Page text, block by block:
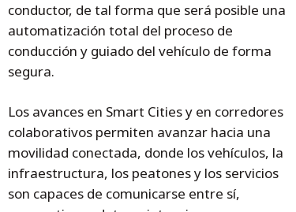
conductor, de tal forma que será posible una
automatización total del proceso de
conducción y guiado del vehículo de forma
segura.
Los avances en Smart Cities y en corredores
colaborativos permiten avanzar hacia una
movilidad conectada, donde los vehículos, la
infraestructura, los peatones y los servicios
son capaces de comunicarse entre sí,